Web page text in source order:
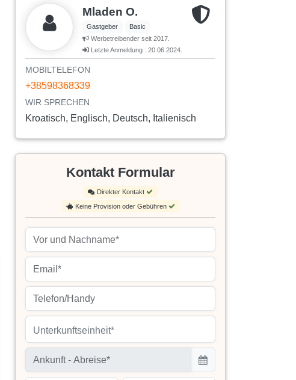
Mladen O.
Gastgeber
Basic
Werbetreibender seit 2017.
Letzte Anmeldung : 20.06.2024.
MOBILTELEFON
+38598368339
WIR SPRECHEN
Kroatisch, Englisch, Deutsch, Italienisch
Kontakt Formular
Direkter Kontakt
Keine Provision oder Gebühren
Unterkunftseinheit*